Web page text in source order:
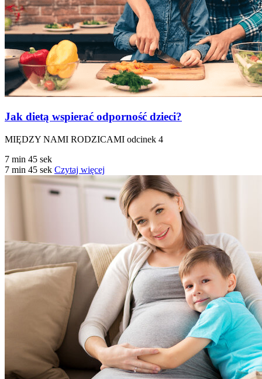
Jak dietą wspierać odporność dzieci?
MIĘDZY NAMI RODZICAMI odcinek 4
7 min 45 sek
7 min 45 sek Czytaj więcej